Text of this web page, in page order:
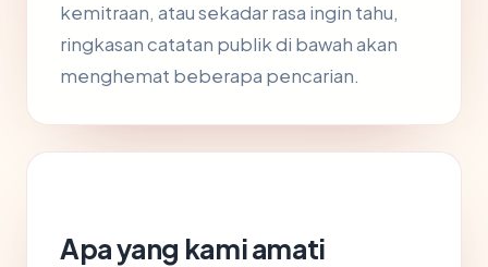
kemitraan, atau sekadar rasa ingin tahu,
ringkasan catatan publik di bawah akan
menghemat beberapa pencarian.
Apa yang kami amati